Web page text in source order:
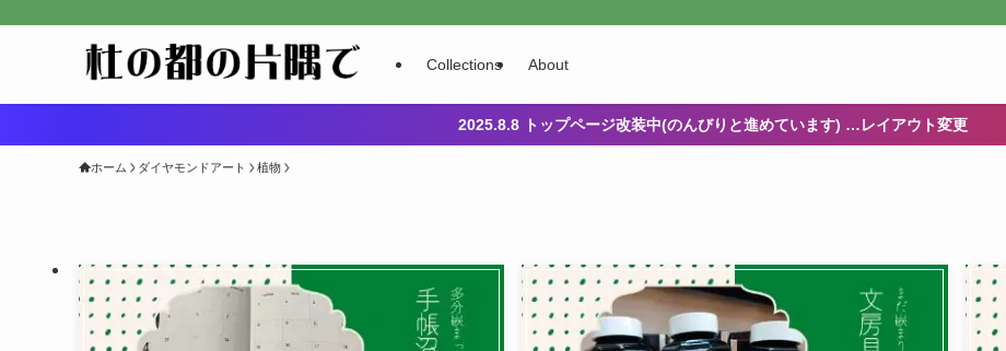
Collections About
2025.8.8 トップページ改装中(のんびりと進めています) …レイアウト変更
ホーム ダイヤモンドアート 植物